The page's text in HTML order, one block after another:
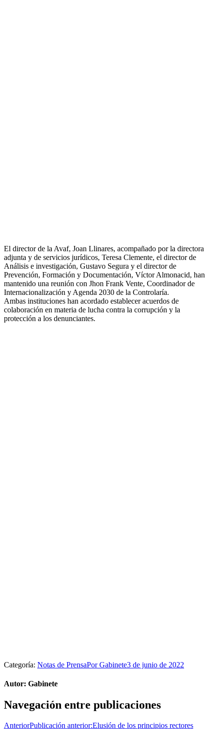
El director de la Avaf, Joan Llinares, acompañado por la directora
adjunta y de servicios jurídicos, Teresa Clemente, el director de
Análisis e investigación, Gustavo Segura y el director de
Prevención, Formación y Documentación, Víctor Almonacid, han
mantenido una reunión con Jhon Frank Vente, Coordinador de
Internacionalización y Agenda 2030 de la Controlaría.
Ambas instituciones han acordado establecer acuerdos de
colaboración en materia de lucha contra la corrupción y la
protección a los denunciantes.
Categoría: Notas de PrensaPorGabinete3 de junio de 2022
Autor: Gabinete
Navegación entre publicaciones
AnteriorPublicación anterior:Elusión de los principios rectores